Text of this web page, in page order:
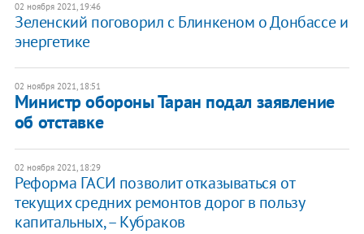
02 ноября 2021, 19:46
Зеленский поговорил с Блинкеном о Донбассе и
энергетике
02 ноября 2021, 18:51
Министр обороны Таран подал заявление
об отставке
02 ноября 2021, 18:29
Реформа ГАСИ позволит отказываться от
текущих средних ремонтов дорог в пользу
капитальных, – Кубраков